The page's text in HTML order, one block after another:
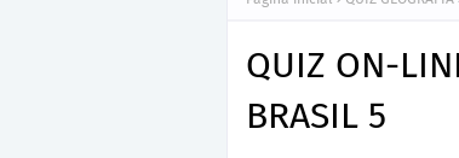
QUIZ ON-
BRASIL 5